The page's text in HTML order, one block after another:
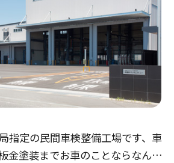
指定の民間車検整備工場です、車
金塗装までお車のことならなんで